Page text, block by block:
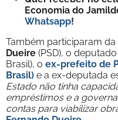
Economia do
Whatsapp!
Também participaram
Dueire (PSD), o
Brasil), o ex-prefeito de
Brasil) e a ex-deputada
Estado não tinha
empréstimos e a
contas para viabilizar